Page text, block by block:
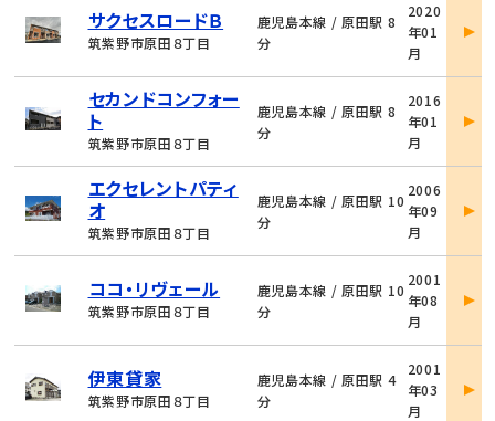
サクセスロードＢ
筑紫野市原田８丁目
鹿児島本線 / 原田駅 8
分
2020
年01
月
詳
セカンドコンフォー
ト
筑紫野市原田８丁目
鹿児島本線 / 原田駅 8
分
2016
年01
月
詳
エクセレントパティ
オ
筑紫野市原田８丁目
鹿児島本線 / 原田駅 10
分
2006
年09
月
詳
ココ・リヴェール
筑紫野市原田８丁目
鹿児島本線 / 原田駅 10
分
2001
年08
月
詳
伊東貸家
筑紫野市原田８丁目
鹿児島本線 / 原田駅 4
分
2001
年03
月
詳